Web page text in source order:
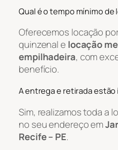
Qual é o tempo mínimo de
Oferecemos locação
quinzenal e locação
empilhadeira, com
benefício.
A entrega e retirada estão
Sim, realizamos toda a
no seu endereço em
Recife – PE.